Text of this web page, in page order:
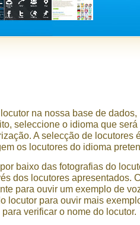
na nossa base de dados,
seleccione o idioma que será
A selecção de locutores
os locutores do idioma
baixo das fotografias do
dos locutores apresentados.
para ouvir um exemplo de
locutor para ouvir mais
verificar o nome do locutor.